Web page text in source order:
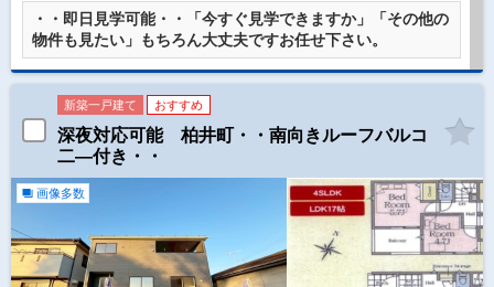
・・即日見学可能・・「今すぐ見学できますか」「その他の
物件も見たい」もちろん大丈夫ですお任せ下さい。
新築一戸建て おすすめ
深夜対応可能 柏井町・・南向きルーフバルコ
二―付き・・
画像多数